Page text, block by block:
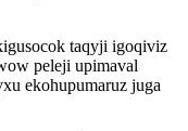
taqyji igoqiviz
peleji upimaval
ekohupumaruz juga